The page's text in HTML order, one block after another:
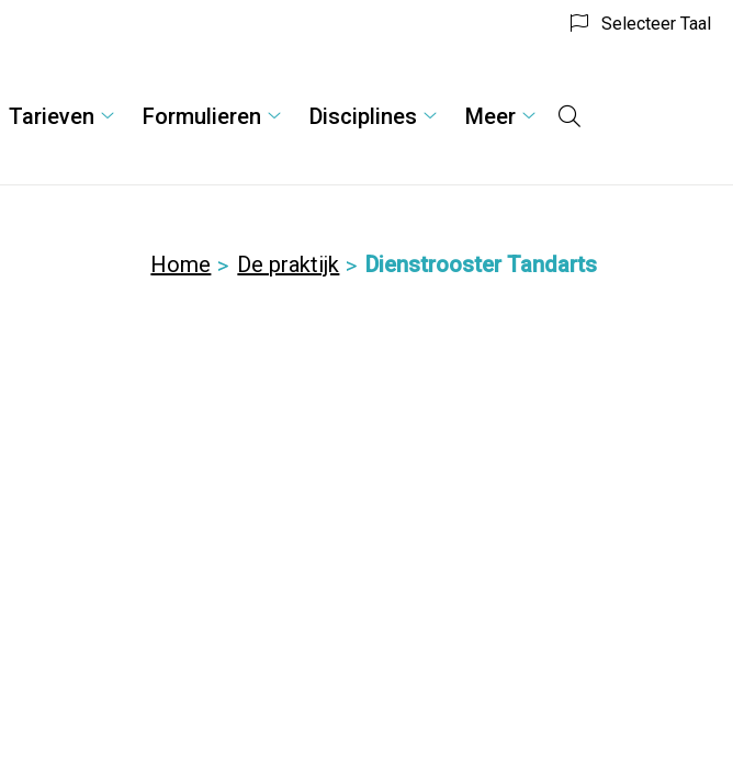
Selecteer Taal
Hoofdmenu
Tarieven Formulieren Disciplines Meer
Home De praktijk Dienstrooster Tandarts